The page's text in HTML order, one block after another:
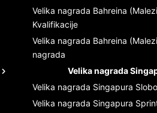
Velika nagrada Bahreina
Kvalifikacije
Velika nagrada Bahreina
nagrada
Velika nagrada
Velika nagrada Singapura
Velika nagrada Singapura